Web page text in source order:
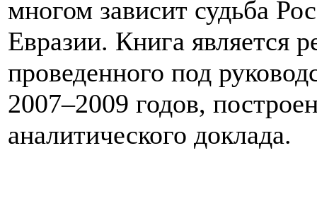
многом зависит судьба
Евразии. Книга является
проведенного под
2007–2009 годов,
аналитического доклада.